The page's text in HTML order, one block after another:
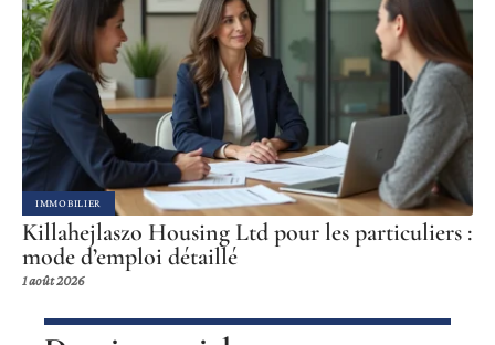
IMMOBILIER
Killahejlaszo Housing Ltd pour les particuliers :
mode d’emploi détaillé
1 août 2026